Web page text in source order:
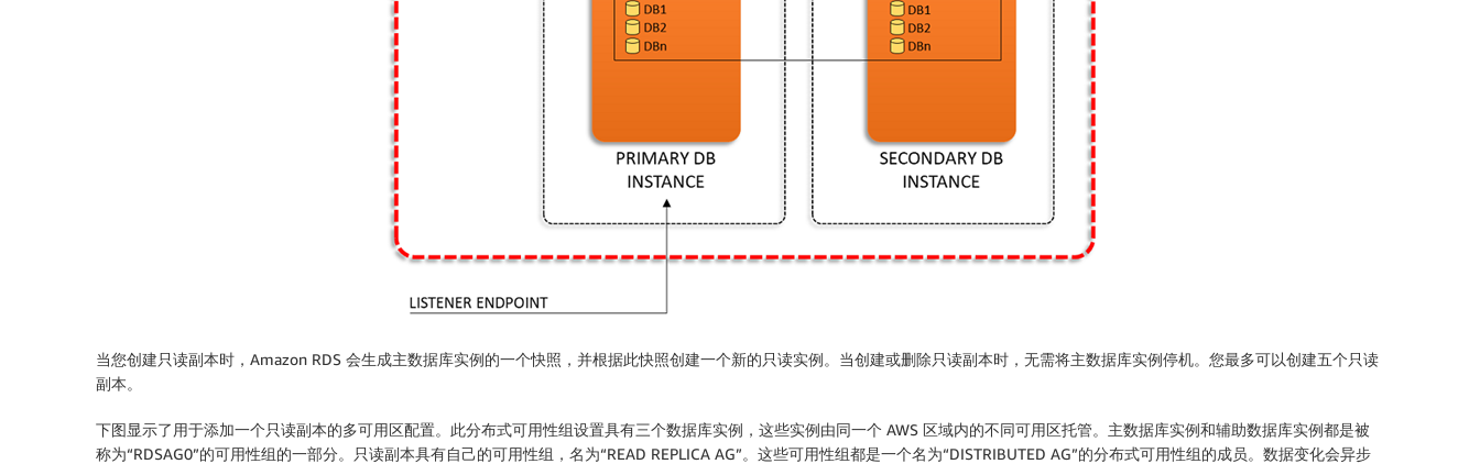
当您创建只读副本时，Amazon RDS 会生成主数据库实例的一个快照，并根据此快照创建一个新的只读实例。当创建或删除只读副本时，无需将主数据库实例停机。您最多可以创建五个只读
副本。
下图显示了用于添加一个只读副本的多可用区配置。此分布式可用性组设置具有三个数据库实例，这些实例由同一个 AWS 区域内的不同可用区托管。主数据库实例和辅助数据库实例都是被
称为“RDSAG0”的可用性组的一部分。只读副本具有自己的可用性组，名为“READ REPLICA AG”。这些可用性组都是一个名为“DISTRIBUTED AG”的分布式可用性组的成员。数据变化会异步